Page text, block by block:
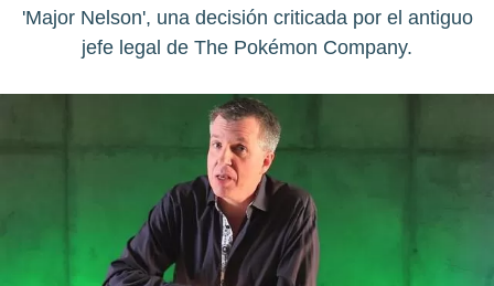
'Major Nelson', una decisión criticada por el antiguo
jefe legal de The Pokémon Company.